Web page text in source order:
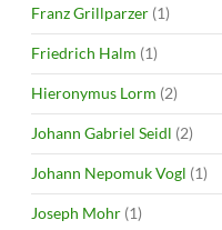
Franz Grillparzer (1)
Friedrich Halm (1)
Hieronymus Lorm (2)
Johann Gabriel Seidl (2)
Johann Nepomuk Vogl (1)
Joseph Mohr (1)